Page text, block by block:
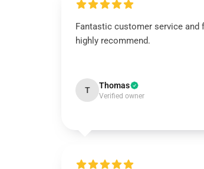
Fantastic customer service and
highly recommend.
T Thomas
Verified owner